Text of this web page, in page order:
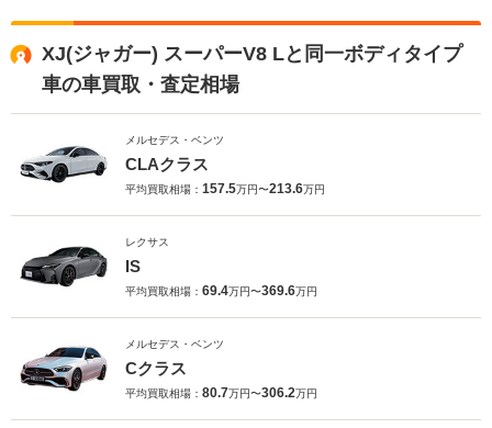
XJ(ジャガー) スーパーV8 Lと同一ボディタイプ
車の車買取・査定相場
メルセデス・ベンツ
CLAクラス
平均買取相場： 157.5万円〜213.6万円
レクサス
IS
平均買取相場： 69.4万円〜369.6万円
メルセデス・ベンツ
Cクラス
平均買取相場： 80.7万円〜306.2万円